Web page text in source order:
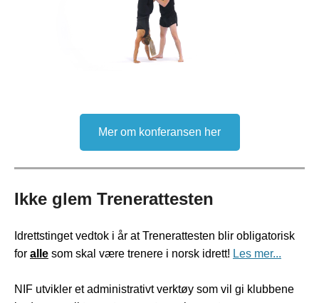
Mer om konferansen her
Ikke glem Trenerattesten
Idrettstinget vedtok i år at Trenerattesten blir obligatorisk
for alle som skal være trenere i norsk idrett! Les mer...
NIF utvikler et administrativt verktøy som vil gi klubbene